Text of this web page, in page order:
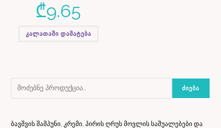
₾9.65
კალათაში დამატება
ᲫᲘᲔᲑᲐ
ბავშვის შამპუნი, კრემი, პირის ღრუს მოვლის საშუალებები და